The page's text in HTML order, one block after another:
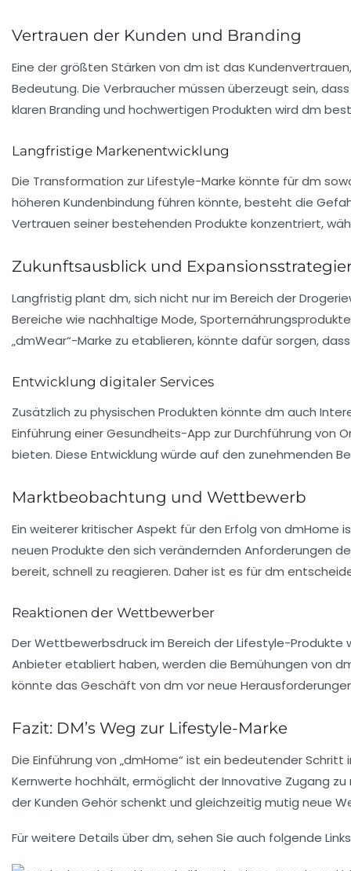
Vertrauen der Kunden und Branding
Eine der größten Stärken von dm ist das Kundenvertrauen
Bedeutung. Die Verbraucher müssen überzeugt sein,
klaren Branding und hochwertigen Produkten wird dm
Langfristige Markenentwicklung
Die Transformation zur Lifestyle-Marke könnte für dm
höheren Kundenbindung führen könnte, besteht die
Vertrauen seiner bestehenden Produkte konzentriert,
Zukunftsausblick und
Langfristig plant dm, sich nicht nur im Bereich der
Bereiche wie nachhaltige Mode,
„dmWear“-Marke zu etablieren, könnte dafür sorgen,
Entwicklung digitaler Services
Zusätzlich zu physischen Produkten könnte dm auch
Einführung einer Gesundheits-App zur Durchführung von
bieten. Diese Entwicklung würde auf den zunehmenden
Marktbeobachtung und Wettbewerb
Ein weiterer kritischer Aspekt für den Erfolg von
neuen Produkte den sich verändernden Anforderungen
bereit, schnell zu reagieren. Daher ist es für dm
Reaktionen der Wettbewerber
Der Wettbewerbsdruck im Bereich der Lifestyle-
Anbieter etabliert haben, werden die Bemühungen von
könnte das Geschäft von dm vor neue
Fazit: DM’s Weg zur Lifestyle-Marke
Die Einführung von „dmHome“ ist ein bedeutender
Kernwerte hochhält, ermöglicht der Innovative Zugang
der Kunden Gehör schenkt und gleichzeitig mutig neue
Für weitere Details über dm, sehen Sie auch folgende